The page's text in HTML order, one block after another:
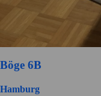
Böge 6B
Hamburg